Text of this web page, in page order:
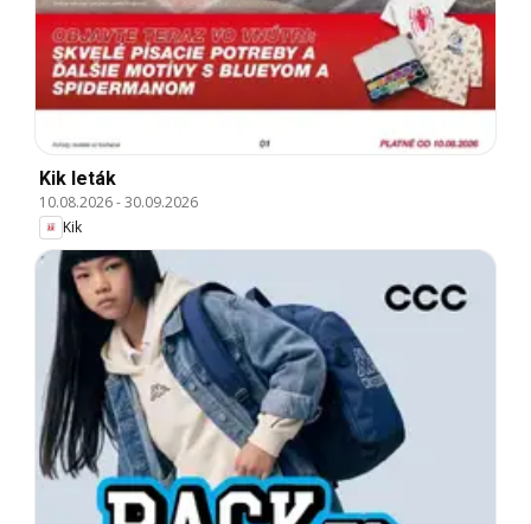
Kik leták
10.08.2026-30.09.2026
Kik